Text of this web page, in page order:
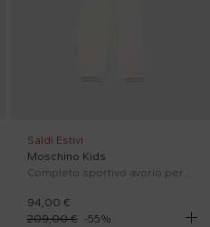
Saldi Estivi
Moschino Kids
Completo sportivo avorio per neonati con Teddy Bear
94,00 €
209,00 €
-55%